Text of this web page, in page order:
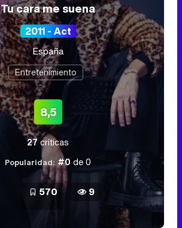
Tu cara me suena
2011 - Act
España
Entretenimiento
8,5
27críticas
Popularidad: #0 de 0
570 9